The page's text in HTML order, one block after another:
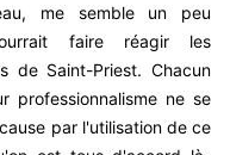
me semble un peu
faire réagir les
de Saint-Priest. Chacun
professionnalisme ne se
par l'utilisation de ce